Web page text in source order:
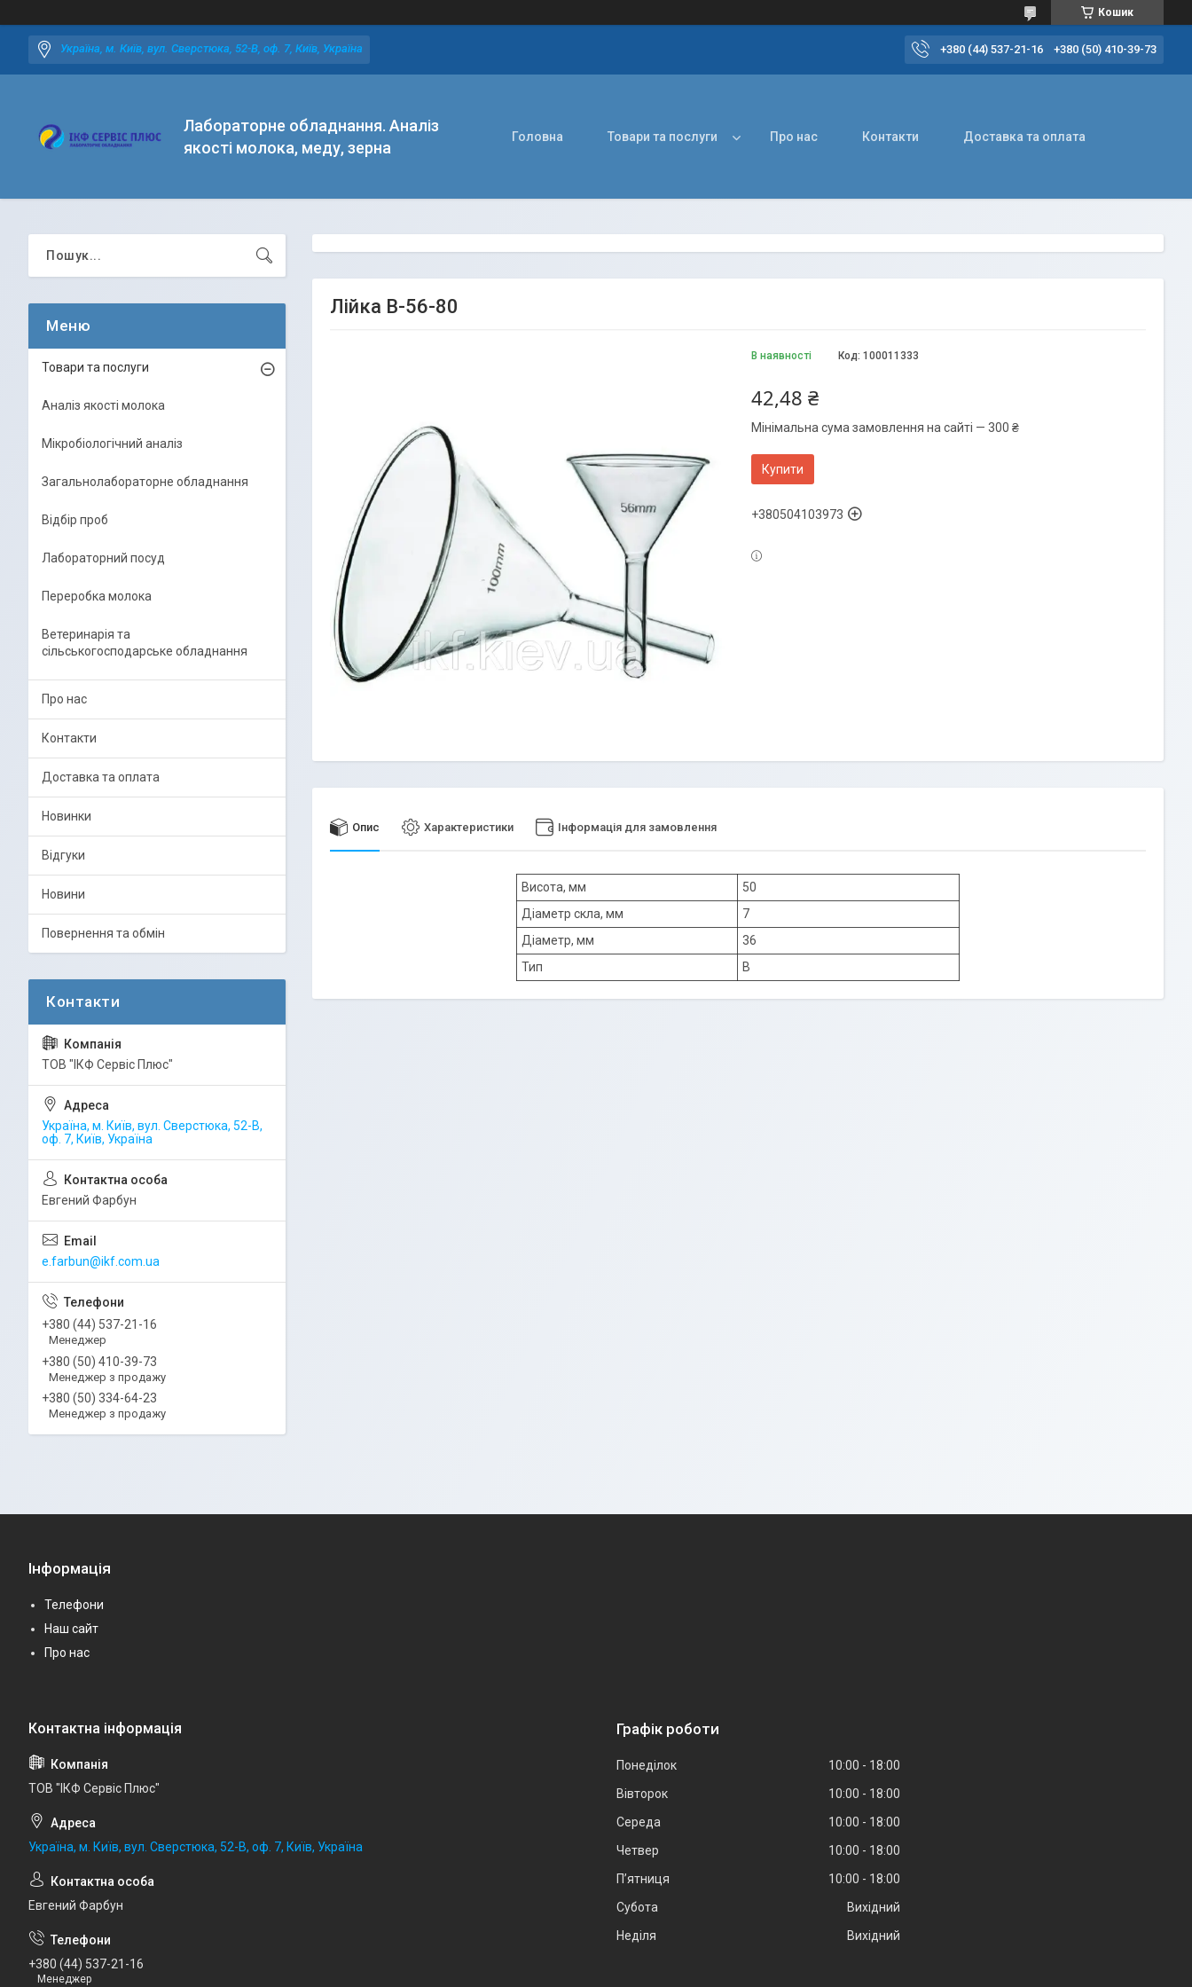
Кошик
Україна, м. Київ, вул. Сверстюка, 52-В, оф. 7, Київ, Україна +380 (44) 537-21-16 +380 (50) 410-39-73
Лабораторне обладнання. Аналіз
якості молока, меду, зерна
Головна Товари та послуги Про нас Контакти Доставка та оплата
Лійка В-56-80
В наявності Код: 100011333
42,48 ₴
Мінімальна сума замовлення на сайті — 300 ₴
Купити
+380504103973
Опис Характеристики Інформація для замовлення
Висота, мм
50
Діаметр скла, мм
7
Діаметр, мм
36
Тип
В
Товари та послуги
Аналіз якості молока
Мікробіологічний аналіз
Загальнолабораторне обладнання
Відбір проб
Лабораторний посуд
Переробка молока
Ветеринарія та
сільськогосподарське обладнання
Про нас
Контакти
Доставка та оплата
Новинки
Відгуки
Новини
Повернення та обмін
ТОВ "ІКФ Сервіс Плюс"
Україна, м. Київ, вул. Сверстюка, 52-В,
оф. 7, Київ, Україна
Евгений Фарбун
e.farbun@ikf.com.ua
+380 (44) 537-21-16
Менеджер
+380 (50) 410-39-73
Менеджер з продажу
+380 (50) 334-64-23
Менеджер з продажу
Інформація
Телефони
Наш сайт
Про нас
ТОВ "ІКФ Сервіс Плюс"
Україна, м. Київ, вул. Сверстюка, 52-В, оф. 7, Київ, Україна
Евгений Фарбун
+380 (44) 537-21-16
Менеджер
Графік роботи
Понеділок 10:00
18:00
Вівторок
10:00
18:00
Середа
10:00
18:00
Четвер
10:00
18:00
Пʼятниця
10:00
18:00
Субота
Вихідний
Неділя
Вихідний